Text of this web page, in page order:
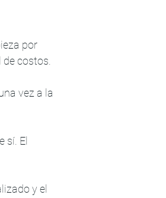
por
costos.
vez a la
sí. El
y el